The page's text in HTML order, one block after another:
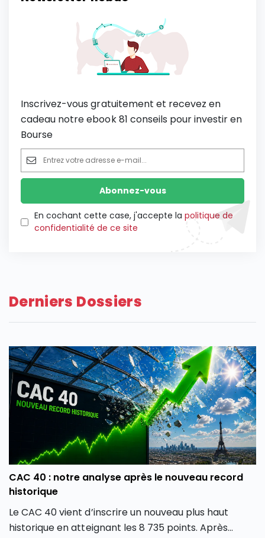
Inscrivez-vous gratuitement et recevez en
cadeau notre ebook 81 conseils pour investir en
Bourse
En cochant cette case, j'accepte la politique de
confidentialité de ce site
Derniers Dossiers
CAC 40 : notre analyse après le nouveau record
historique
Le CAC 40 vient d’inscrire un nouveau plus haut
historique en atteignant les 8 735 points. Après